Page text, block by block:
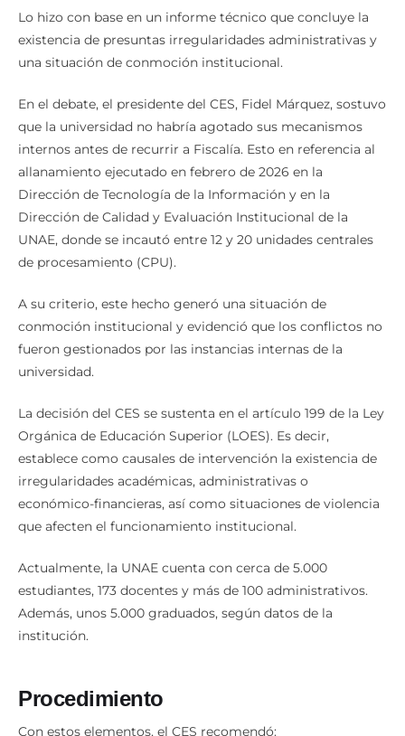
Lo hizo con base en un informe técnico que concluye la
existencia de presuntas irregularidades administrativas y
En el debate, el presidente del CES, Fidel Márquez, sostuvo
que la universidad no habría agotado sus mecanismos
internos antes de recurrir a Fiscalía. Esto en referencia al
allanamiento ejecutado en febrero de 2026 en la
Dirección de Tecnología de la Información y en la
Dirección de Calidad y Evaluación Institucional de la
UNAE, donde se incautó entre 12 y 20 unidades centrales
A su criterio, este hecho generó una situación de
conmoción institucional y evidenció que los conflictos no
fueron gestionados por las instancias internas de la
La decisión del CES se sustenta en el artículo 199 de la Ley
Orgánica de Educación Superior (LOES). Es decir,
establece como causales de intervención la existencia de
irregularidades académicas, administrativas o
económico-financieras, así como situaciones de violencia
Actualmente, la UNAE cuenta con cerca de 5.000
estudiantes, 173 docentes y más de 100 administrativos.
Además, unos 5.000 graduados, según datos de la
Procedimiento